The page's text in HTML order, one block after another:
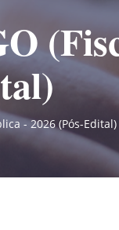
- 2026 (Pós-Edital)